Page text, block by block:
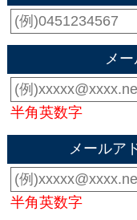
メ
半角英数字
メールア
半角英数字